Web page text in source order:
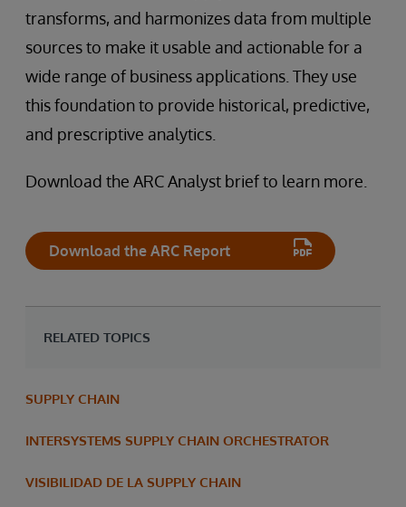
transforms, and harmonizes data from multiple
sources to make it usable and actionable for a
wide range of business applications. They use
this foundation to provide historical, predictive,
and prescriptive analytics.
Download the ARC Analyst brief to learn more.
Download the ARC Report
RELATED TOPICS
SUPPLY CHAIN
INTERSYSTEMS SUPPLY CHAIN ORCHESTRATOR
VISIBILIDAD DE LA SUPPLY CHAIN